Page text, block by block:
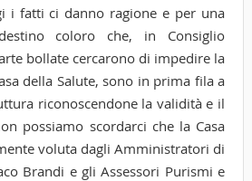
i fatti ci danno ragione e per una
coloro che, in Consiglio
bollate cercarono di impedire la
della Salute, sono in prima fila a
riconoscendone la validità e il
possiamo scordarci che la Casa
voluta dagli Amministratori di
Brandi e gli Assessori Purismi e